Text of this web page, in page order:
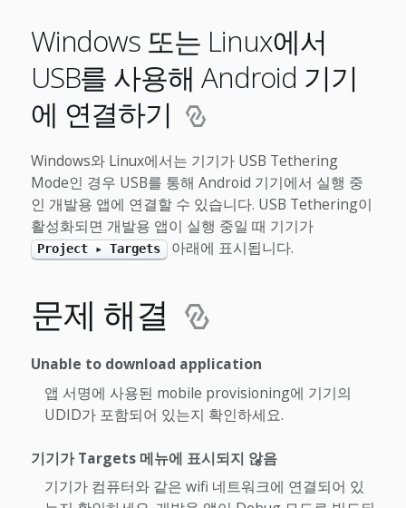
Windows 또는 Linux에서
USB를 사용해 Android 기기
에 연결하기
Windows와 Linux에서는 기기가 USB Tethering
Mode인 경우 USB를 통해 Android 기기에서 실행 중
인 개발용 앱에 연결할 수 있습니다. USB Tethering이
활성화되면 개발용 앱이 실행 중일 때 기기가
Project ▸ Targets 아래에 표시됩니다.
문제 해결
Unable to download application
앱 서명에 사용된 mobile provisioning에 기기의
UDID가 포함되어 있는지 확인하세요.
기기가 Targets 메뉴에 표시되지 않음
기기가 컴퓨터와 같은 wifi 네트워크에 연결되어 있